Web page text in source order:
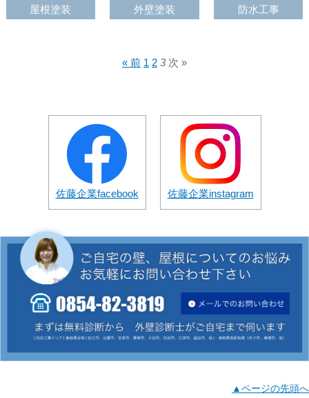
屋根塗装 外壁塗装 防水工事
« 前 1 2 3 次 »
佐藤企業facebook 佐藤企業instagram
▲ページの先頭へ